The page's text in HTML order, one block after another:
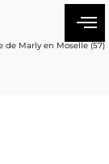
de Marly en Moselle (57)